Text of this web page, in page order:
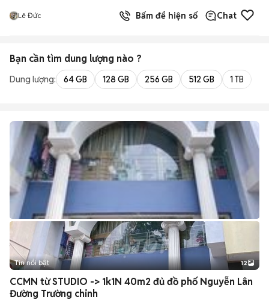
Lê Đức Bấm để hiện số Chat
Bạn cần tìm dung lượng nào ?
Dung lượng: 64 GB 128 GB 256 GB 512 GB 1 TB
+2
Tin nổi bật 12
CCMN từ STUDIO -> 1k1N 40m2 đủ đồ phố Nguyễn Lân
Đường Trường chinh